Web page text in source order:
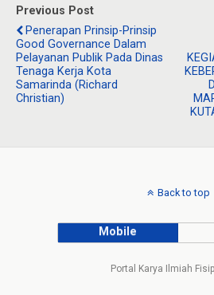
Previous Post
Penerapan Prinsip-Prinsip
Good Governance Dalam
Pelayanan Publik Pada Dinas
Tenaga Kerja Kota
Samarinda (Richard
Christian)
Back to top
Mobile
Portal Karya Ilmiah